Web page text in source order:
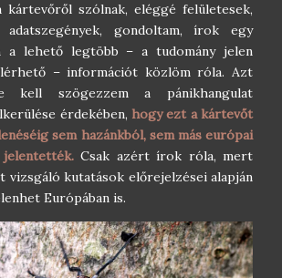
kártevőről szólnak, eléggé felületesek,
adatszegények, gondoltam, írok egy
a lehető legtöbb – a tudomány jelen
– információt közlöm róla. Azt
kell szögezzem a pánikhangulat
érdekében, hogy ezt a kártevőt
sem hazánkból, sem más európai
Csak azért írok róla, mert
vizsgáló kutatások előrejelzései alapján
Európában is.